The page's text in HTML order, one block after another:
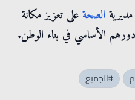
الصحةعلى تعزيز مكانة
الأساسي في بناء الوطن.
#الجميع